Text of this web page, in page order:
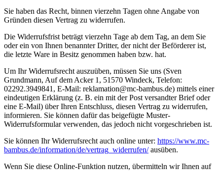
Sie haben das Recht, binnen vierzehn Tagen ohne Angabe von
Gründen diesen Vertrag zu widerrufen.
Die Widerrufsfrist beträgt vierzehn Tage ab dem Tag, an dem Sie
oder ein von Ihnen benannter Dritter, der nicht der Beförderer ist,
die letzte Ware in Besitz genommen haben bzw. hat.
Um Ihr Widerrufsrecht auszuüben, müssen Sie uns (Sven
Grundmann, Auf dem Acker 1, 51570 Windeck, Telefon:
02292.3949841, E-Mail: reklamation@mc-bambus.de) mittels einer
eindeutigen Erklärung (z. B. ein mit der Post versandter Brief oder
eine E-Mail) über Ihren Entschluss, diesen Vertrag zu widerrufen,
informieren. Sie können dafür das beigefügte Muster-
Widerrufsformular verwenden, das jedoch nicht vorgeschrieben ist.
Sie können Ihr Widerrufsrecht auch online unter: https://www.mc-
bambus.de/information/de/vertrag_widerrufen/ausüben.
Wenn Sie diese Online-Funktion nutzen, übermitteln wir Ihnen auf